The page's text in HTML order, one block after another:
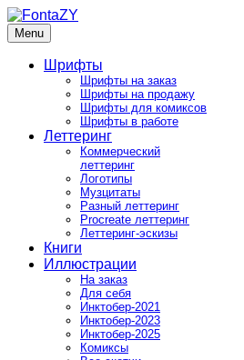
Skip
to
content
FontaZY
Fonts and pictures by Zakhar Yaschin
Menu
Шрифты
Шрифты на заказ
Шрифты на продажу
Шрифты для комиксов
Шрифты в работе
Леттеринг
Коммерческий
леттеринг
Логотипы
Музцитаты
Разный леттеринг
Procreate леттеринг
Леттеринг-эскизы
Книги
Иллюстрации
На заказ
Для себя
Инктобер-2021
Инктобер-2023
Инктобер-2025
Комиксы